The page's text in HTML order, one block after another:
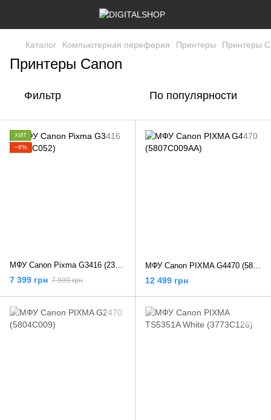
Каталог Компьютерная переферия Принтеры Принтеры
Принтеры Canon
Фильтр По популярности
ХИТ
−8%
МФУ Canon Pixma G3416 (2315C052)
7 399 грн 7 999 грн
МФУ Canon PIXMA G4470 (5807C009AA)
12 499 грн